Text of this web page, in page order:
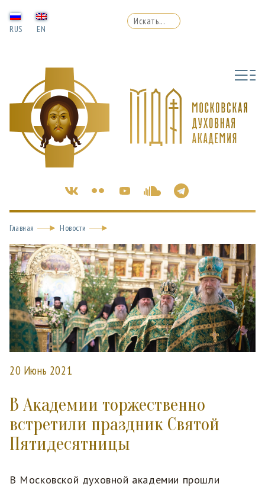
RUS EN
Главная Новости
20 Июнь 2021
В Академии торжественно
встретили праздник Святой
Пятидесятницы
В Московской духовной академии прошли